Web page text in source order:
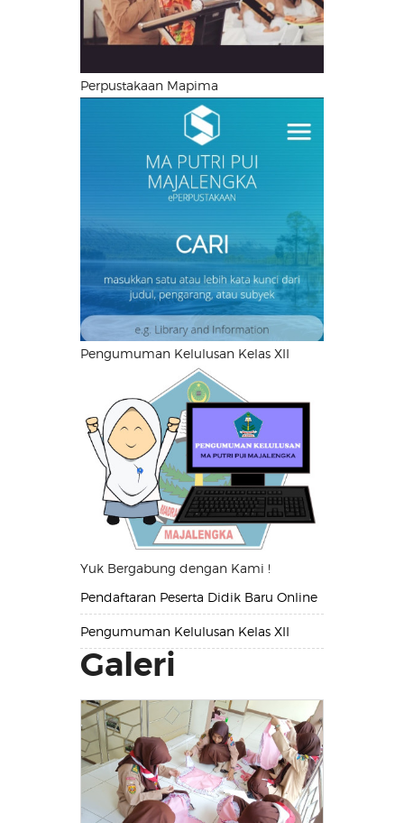
Perpustakaan Mapima
Pengumuman Kelulusan Kelas XII
Yuk Bergabung dengan Kami !
Pendaftaran Peserta Didik Baru Online
Pengumuman Kelulusan Kelas XII
Galeri